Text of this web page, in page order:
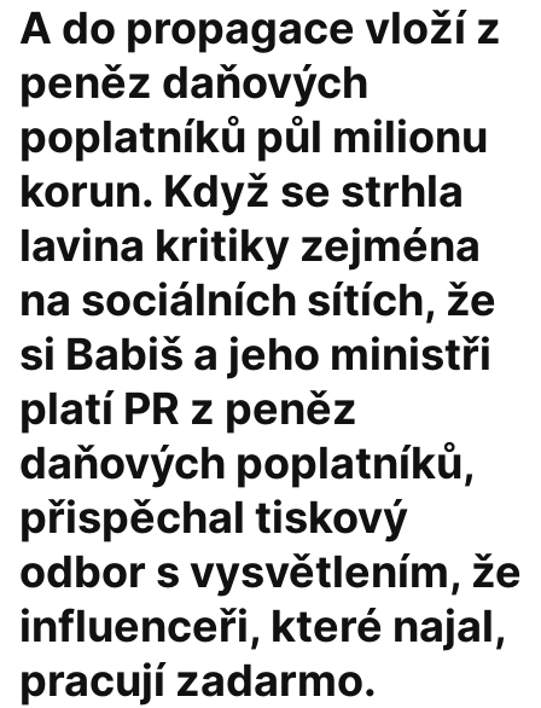
A do propagace vloží z
peněz daňových
poplatníků půl milionu
korun. Když se strhla
lavina kritiky zejména
na sociálních sítích, že
si Babiš a jeho ministři
platí PR z peněz
daňových poplatníků,
přispěchal tiskový
odbor s vysvětlením, že
influenceři, které najal,
pracují zadarmo.